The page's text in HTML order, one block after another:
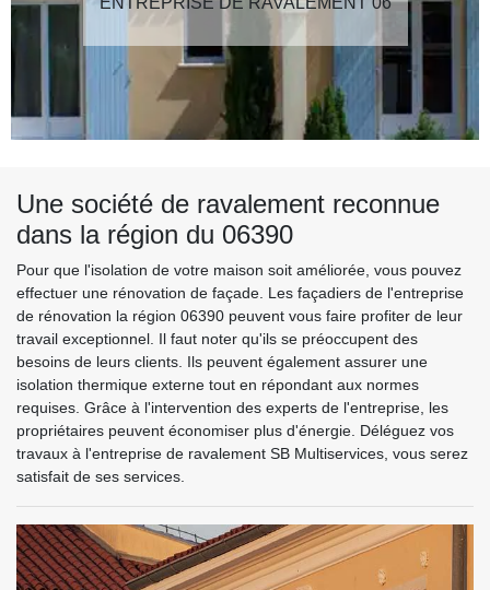
Une société de ravalement reconnue
dans la région du 06390
Pour que l'isolation de votre maison soit améliorée, vous pouvez
effectuer une rénovation de façade. Les façadiers de l'entreprise
de rénovation la région 06390 peuvent vous faire profiter de leur
travail exceptionnel. Il faut noter qu'ils se préoccupent des
besoins de leurs clients. Ils peuvent également assurer une
isolation thermique externe tout en répondant aux normes
requises. Grâce à l'intervention des experts de l'entreprise, les
propriétaires peuvent économiser plus d'énergie. Déléguez vos
travaux à l'entreprise de ravalement SB Multiservices, vous serez
satisfait de ses services.